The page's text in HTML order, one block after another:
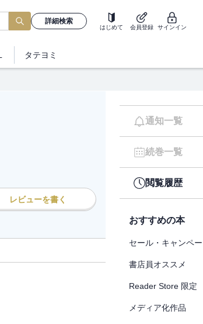
詳細検索
はじめて 会員登録 サインイン
タテヨミ
レビューを書く
通知一覧
続巻一覧
閲覧履歴
おすすめの本
セール・キャンペ
書店員オススメ
Reader Store 限定
メディア化作品